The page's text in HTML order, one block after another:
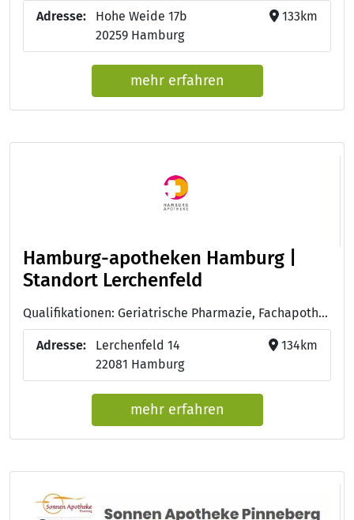
Adresse:
Hohe Weide 17b
20259 Hamburg
133km
mehr erfahren
Hamburg-apotheken Hamburg |
Standort Lerchenfeld
Qualifikationen: Geriatrische Pharmazie, Fachapothekerin für Klinische Pharmazie
Adresse:
Lerchenfeld 14
22081 Hamburg
134km
mehr erfahren